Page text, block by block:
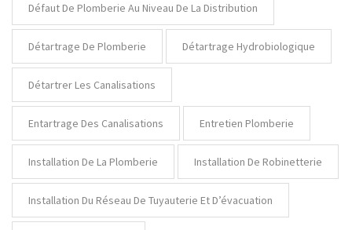
Défaut De Plomberie Au Niveau De La Distribution
Détartrage De Plomberie Détartrage Hydrobiologique
Détartrer Les Canalisations
Entartrage Des Canalisations Entretien Plomberie
Installation De La Plomberie Installation De Robinetterie
Installation Du Réseau De Tuyauterie Et D’évacuation